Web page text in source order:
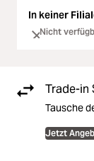
In keiner
Nicht
Trade-in
Tausche
Jetzt